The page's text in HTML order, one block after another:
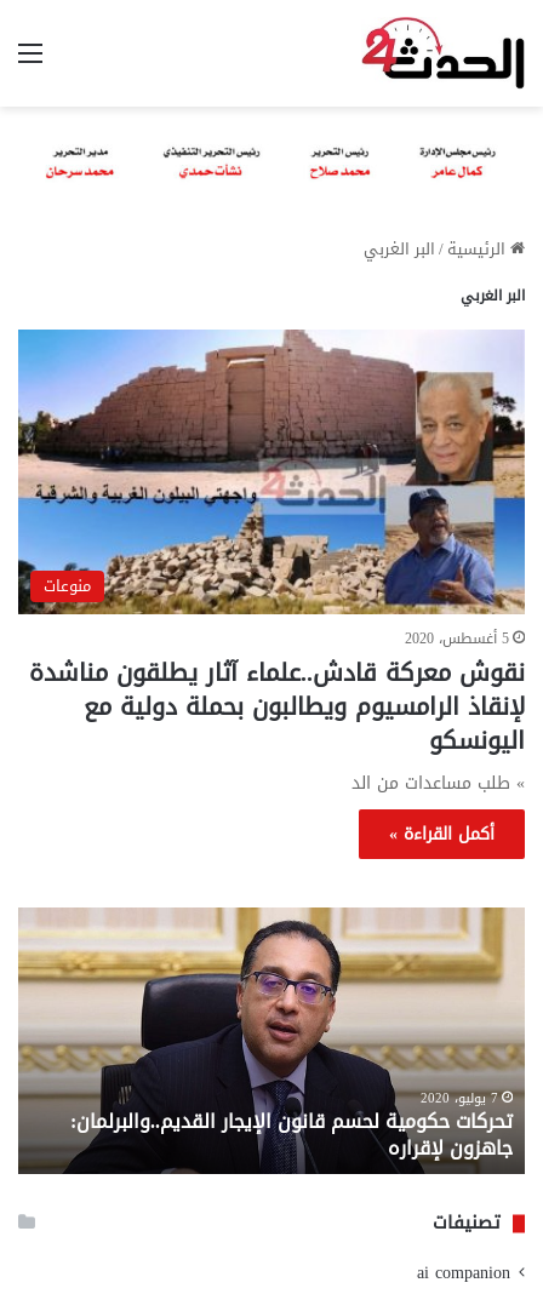
الرئيسية/البر الغربي
البر الغربي
منوعات
5 أغسطس، 2020
نقوش معركة قادش..علماء آثار يطلقون مناشدة
لإنقاذ الرامسيوم ويطالبون بحملة دولية مع
اليونسكو
» طلب مساعدات من الد
أكمل القراءة »
تحركات
حكومية
لحسم
قانون
القديم..والبرلمان:
جاهزون
لإقراره
7 يوليو، 2020
تحركات حكومية لحسم قانون الإيجار القديم..والبرلمان:
جاهزون لإقراره
..
من
تصنيفات
ai companion